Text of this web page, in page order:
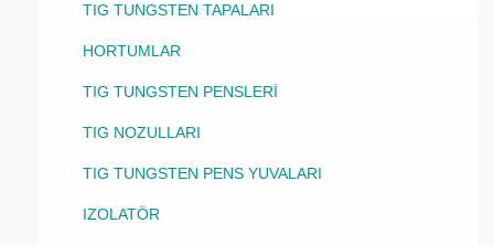
TIG TUNGSTEN TAPALARI
HORTUMLAR
TIG TUNGSTEN PENSLERİ
TIG NOZULLARI
TIG TUNGSTEN PENS YUVALARI
IZOLATÖR